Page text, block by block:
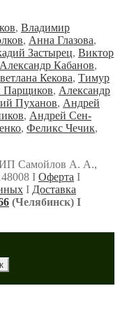
, Владимир
, Анна Глазова,
Застырец, Виктор
Александр Кабанов,
Кекова, Тимур
Парщиков, Александр
Пуханов, Андрей
, Андрей Сен-
, Феликс Чечик,
ИП Самойлов А. А.,
Ι Оферта Ι
Ι Доставка
(Челябинск) Ι